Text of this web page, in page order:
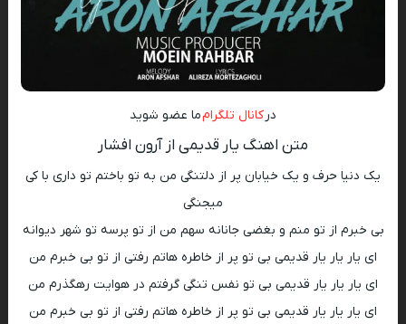
در کانال تلگرامما عضو شوید
متن اهنگ یار قدیمی از آرون افشار
یک دنیا حرف و یک خیابان پر از دلتنگی من به تو باختم تو داری با کی
میجنگی
بی خبرم از تو منم و بغضی جانانه سهم من از تو پرسه تو شهر دیوانه
ای یار یار یار قدیمی بی تو پر از خاطره هاتم رفتی از تو بی خبرم من
ای یار یار یار قدیمی بی تو نفس تنگی گرفتم در هوایت رهگذرم من
ای یار یار یار قدیمی بی تو پر از خاطره هاتم رفتی از تو بی خبرم من